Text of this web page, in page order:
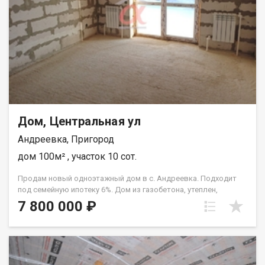
семейную ипотеку Почему этот вариант: Настоящий лес -
чистый воздух, прогулки, грибы Рядом озеро - излюбленное
место катания на сапах Возможность обзавестись
собственным огородом, обустроить зону барбекю по своему
желанию Локация : с.Андреевка ул. Специалистов д. 6Б
Чижова Ксения
Дом, Центральная ул
Андреевка, Пригород
дом 100м² , участок 10 сот.
Продам новый одноэтажный дом в с. Андреевка. Подходит
под семейную ипотеку 6%. Дом из газобетона, утеплен,
снаружи декоративная штукатурка. Крыша металлочерепица.
Все коммуникации - разведено электричество, септик, своя
радиаторы. По улице проходит ГАЗ ! В доме три комнаты,
Кухня-гостиная, котельная и совмещенный санузел.
Панорамные окна, залиты тёплые полы. Дом будет сдаваться
7 800 000 ₽